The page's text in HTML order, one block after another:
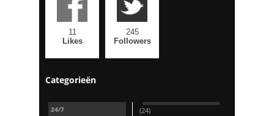
11
Likes
245
Followers
Categorieën
24/7 (24)